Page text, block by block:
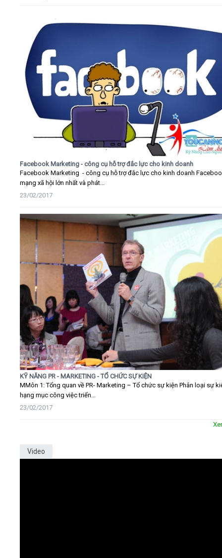
Facebook Marketing - công cụ hỗ trợ đắc lực cho kinh doanh
Facebook Marketing - công cụ hỗ trợ đắc lực cho kinh doanh
mạng xã hội lớn nhất và phát...
23/02/2017
KỸ NĂNG PR - MARKETING - TỔ CHỨC SỰ KIỆN
MMôn 1: Tổng quan về PR- Marketing – Tổ chức sự kiện Phân loại sự
hạng mục công việc triển...
23/02/2017
Video